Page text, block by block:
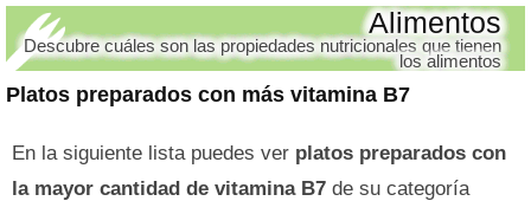
Platos preparados con más vitamina B7
Alimentos
Descubre cuáles son las propiedades nutricionales que tienen
los alimentos
En la siguiente lista puedes ver platos preparados con
la mayor cantidad de vitamina B7 de su categoría